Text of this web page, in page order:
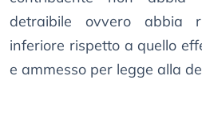
detraibile ovvero abbia
inferiore rispetto a quello
e ammesso per legge alla